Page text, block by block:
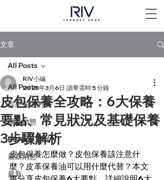
文章
All Posts
你想知道的事
最新動態
RIVer 人物誌
最新消息
最新
All Posts
皮包保養全攻略：6大保養
要點、常見狀況及基礎保養
3步驟解析
RIV小編
2025年3月6日 讀畢需時 5 分鐘
皮包保養怎麼做？皮包保養該注意什
麼？皮革保養油可以用什麼代替？本文